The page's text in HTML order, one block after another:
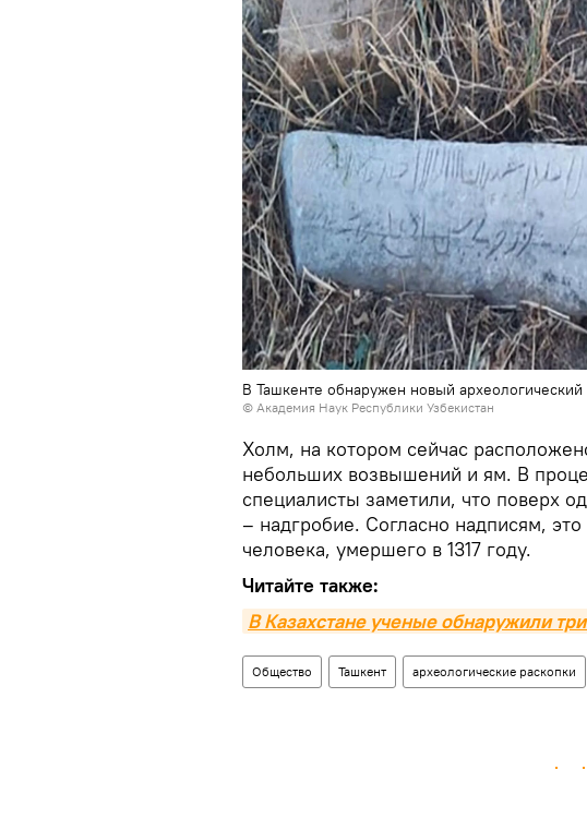
В Ташкенте обнаружен новый археологический
© Академия Наук Республики Узбекистан
Холм, на котором сейчас
небольших возвышений и ям. В
специалисты заметили, что поверх
– надгробие. Согласно надписям,
человека, умершего в 1317 году.
Читайте также:
В Казахстане ученые обнаружили
Общество Ташкент археологические раскопки